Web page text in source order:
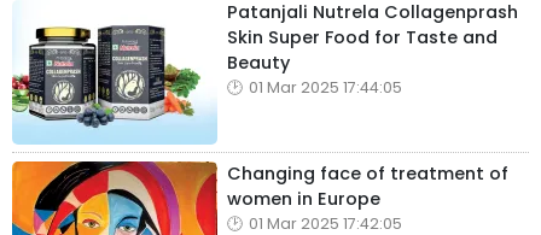
Patanjali Nutrela Collagenprash
Skin Super Food for Taste and
Beauty
01 Mar 2025 17:44:05
Changing face of treatment of
women in Europe
01 Mar 2025 17:42:05